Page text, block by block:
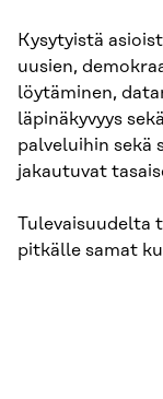
Kysytyistä
uusien,
löytäminen,
läpinäkyvyys
palveluihin sekä
jakautuvat
Tulevaisuudelta
pitkälle samat